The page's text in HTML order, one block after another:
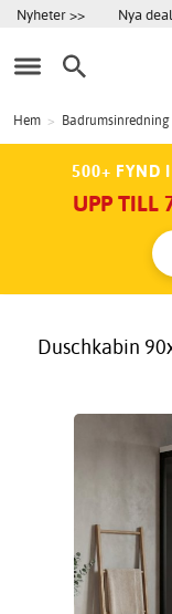
Nyheter >> Nya
Hem > Badrumsinredning
500+ FYND
UPP TILL
Duschkabin